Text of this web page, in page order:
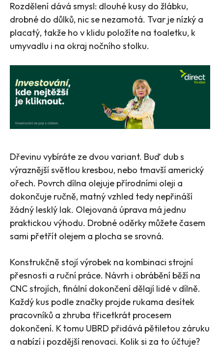
Rozdělení dává smysl: dlouhé kusy do žlábku,
drobné do důlků, nic se nezamotá. Tvar je nízký a
placatý, takže ho v klidu položíte na toaletku, k
umyvadlu i na okraj nočního stolku.
Dřevinu vybíráte ze dvou variant. Buď dub s
výraznější světlou kresbou, nebo tmavší americký
ořech. Povrch dílna olejuje přírodními oleji a
dokončuje ručně, matný vzhled tedy nepřináší
žádný lesklý lak. Olejovaná úprava má jednu
praktickou výhodu. Drobné oděrky můžete časem
sami přetřít olejem a plocha se srovná.
Konstrukčně stojí výrobek na kombinaci strojní
přesnosti a ruční práce. Návrh i obrábění běží na
CNC strojích, finální dokončení dělají lidé v dílně.
Každý kus podle značky projde rukama desítek
pracovníků a zhruba třicetkrát procesem
dokončení. K tomu UBRD přidává pětiletou záruku
a nabízí i pozdější renovaci. Kolik si za to účtuje?